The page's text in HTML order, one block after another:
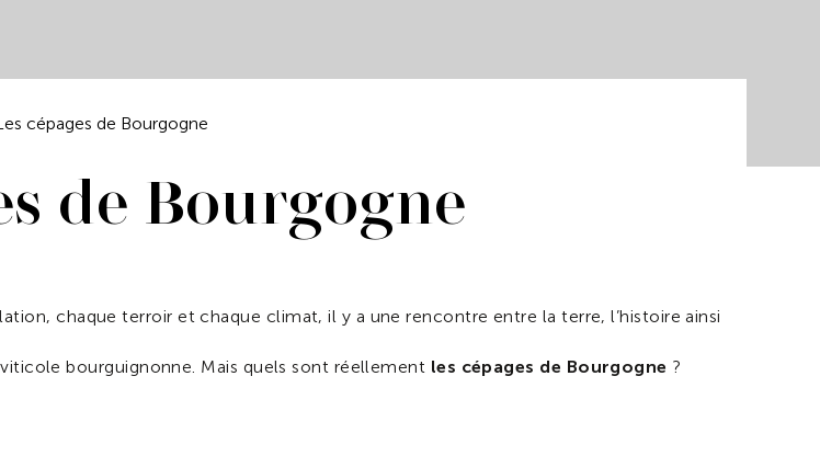
cépages de Bourgogne
de Bourgogne
chaque terroir et chaque climat, il y a une rencontre entre la terre, l’histoire ainsi
bourguignonne. Mais quels sont réellement les cépages de Bourgogne ?